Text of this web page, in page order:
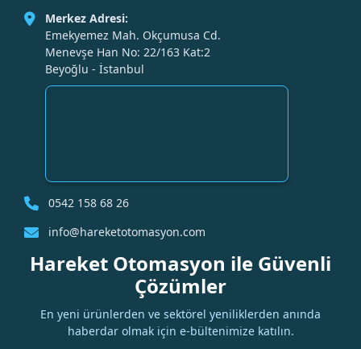
Merkez Adresi:
Emekyemez Mah. Okçumusa Cd.
Menevşe Han No: 22/163 Kat:2
Beyoğlu - İstanbul
0542 158 68 26
info@hareketotomasyon.com
Hareket Otomasyon ile Güvenli
Çözümler
En yeni ürünlerden ve sektörel yeniliklerden anında
haberdar olmak için e-bültenimize katılın.